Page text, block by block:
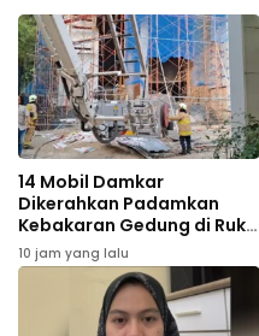
14 Mobil Damkar
Dikerahkan Padamkan
Kebakaran Gedung di Ruko
Central Cikini
10 jam yang lalu